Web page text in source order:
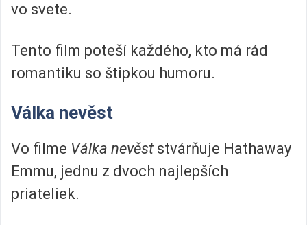
vo svete.
Tento film poteší každého, kto má rád
romantiku so štipkou humoru.
Válka nevěst
Vo filme Válka nevěst stvárňuje Hathaway
Emmu, jednu z dvoch najlepších
priateliek.